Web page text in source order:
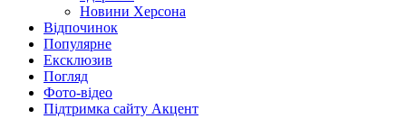
Новини Херсона
Відпочинок
Популярне
Ексклюзив
Погляд
Фото-відео
Підтримка сайту Акцент